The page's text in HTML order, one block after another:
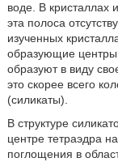
воде. В кристаллах
эта полоса
изученных
образующие центры
образуют в виду
это скорее всего
(силикаты).
В структуре
центре тетраэдра
поглощения в